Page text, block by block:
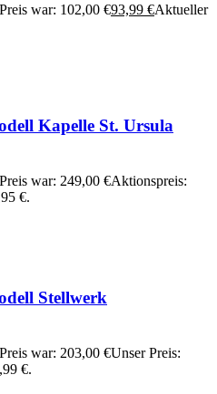
war: 102,00 €93,99 €Aktueller
Kapelle St. Ursula
war: 249,00 €Aktionspreis:
€.
Stellwerk
war: 203,00 €Unser Preis:
€.